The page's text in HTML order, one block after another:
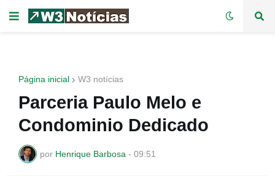
Página inicial W3 notícias
Parceria Paulo Melo e
Condominio Dedicado
por Henrique Barbosa - 09:51